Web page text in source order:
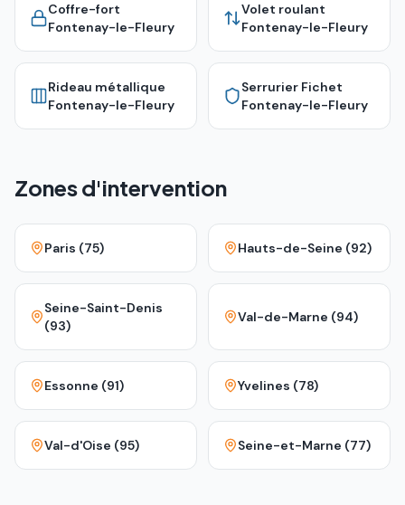
Coffre-fort
Fontenay-le-Fleury
Volet roulant
Fontenay-le-Fleury
Rideau métallique
Fontenay-le-Fleury
Serrurier Fichet
Fontenay-le-Fleury
Zones d'intervention
Paris (75) Hauts-de-Seine (92)
Seine-Saint-Denis
(93)
Val-de-Marne (94)
Essonne (91) Yvelines (78)
Val-d'Oise (95) Seine-et-Marne (77)